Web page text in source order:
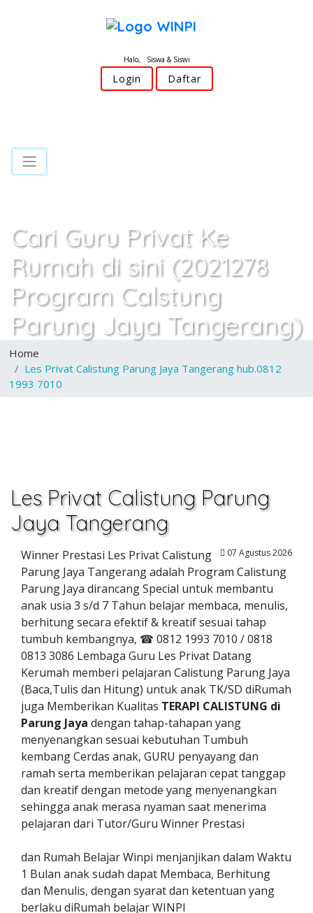
Halo, Siswa & Siswi
Login Daftar
Cari Guru Privat Ke
Rumah di sini (2021278
Program Calstung
Parung Jaya Tangerang)
Home
Les Privat Calistung Parung Jaya Tangerang hub.0812
1993 7010
Les Privat Calistung Parung
Jaya Tangerang
07 Agustus 2026
Winner Prestasi Les Privat Calistung
Parung Jaya Tangerang adalah Program Calistung
Parung Jaya dirancang Special untuk membantu
anak usia 3 s/d 7 Tahun belajar membaca, menulis,
berhitung secara efektif & kreatif sesuai tahap
tumbuh kembangnya, ☎ 0812 1993 7010 / 0818
0813 3086 Lembaga Guru Les Privat Datang
Kerumah memberi pelajaran Calistung Parung Jaya
(Baca,Tulis dan Hitung) untuk anak TK/SD diRumah
juga Memberikan Kualitas TERAPI CALISTUNG di
Parung Jaya dengan tahap-tahapan yang
menyenangkan sesuai kebutuhan Tumbuh
kembang Cerdas anak, GURU penyayang dan
ramah serta memberikan pelajaran cepat tanggap
dan kreatif dengan metode yang menyenangkan
sehingga anak merasa nyaman saat menerima
pelajaran dari Tutor/Guru Winner Prestasi
dan Rumah Belajar Winpi menjanjikan dalam Waktu
1 Bulan anak sudah dapat Membaca, Berhitung
dan Menulis, dengan syarat dan ketentuan yang
berlaku diRumah belajar WINPI